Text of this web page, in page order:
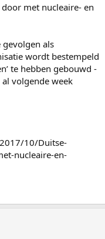
met nucleaire- en
als
wordt bestempeld
te hebben gebouwd -
volgende week
10/Duitse-
nucleaire-en-